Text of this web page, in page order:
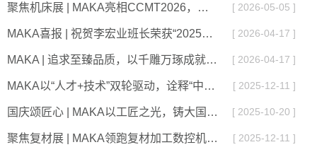
聚焦机床展 | MAKA亮相CCMT2026，以硬核实力定义工业母机新高度！ [ 2026-05-05 ]
MAKA喜报 | 祝贺李宏业班长荣获“2025年沈阳五一劳动奖章 [ 2026-04-17 ]
MAKA | 追求至臻品质，以千雕万琢成就不凡！ [ 2026-04-17 ]
MAKA以“人才+技术”双轮驱动，诠释“中国制造”的硬核实力！ [ 2025-12-11 ]
国庆颂匠心 | MAKA以工匠之光，铸大国重器之魂！ [ 2025-10-20 ]
聚焦复材展 | MAKA领跑复材加工数控机床新时代！ [ 2025-12-11 ]